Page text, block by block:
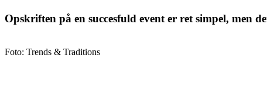
Opskriften på en succesfuld event er ret simpel, men
Foto: Trends & Traditions